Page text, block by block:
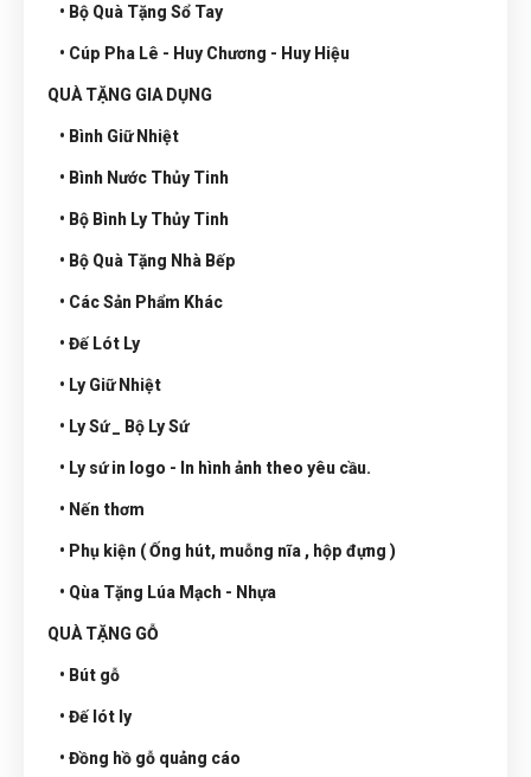
• Bộ Quà Tặng Sổ Tay
• Cúp Pha Lê - Huy Chương - Huy Hiệu
QUÀ TẶNG GIA DỤNG
• Bình Giữ Nhiệt
• Bình Nước Thủy Tinh
• Bộ Bình Ly Thủy Tinh
• Bộ Quà Tặng Nhà Bếp
• Các Sản Phẩm Khác
• Đế Lót Ly
• Ly Giữ Nhiệt
• Ly Sứ _ Bộ Ly Sứ
• Ly sứ in logo - In hình ảnh theo yêu cầu.
• Nến thơm
• Phụ kiện ( Ống hút, muỗng nĩa , hộp đựng )
• Qùa Tặng Lúa Mạch - Nhựa
QUÀ TẶNG GỖ
• Bút gỗ
• Đế lót ly
• Đồng hồ gỗ quảng cáo